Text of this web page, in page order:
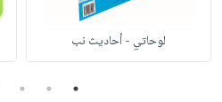
لوحاتي - أحاديث نب
1
2
3